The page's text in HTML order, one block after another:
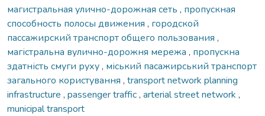
магистральная улично-дорожная сеть , пропускная
способность полосы движения , городской
пассажирский транспорт общего пользования ,
магістральна вулично-дорожня мережа , пропускна
здатність смуги руху, міський пасажирський транспорт
загального користування , transport network planning
infrastructurе , passenger traffic, arterial street network ,
municipal transport